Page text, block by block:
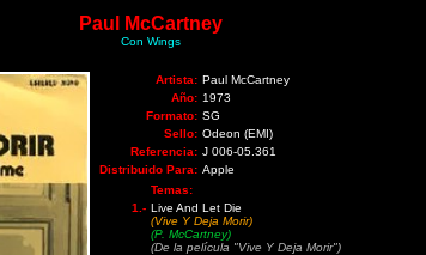
Paul McCartney
Con Wings
Artista: Paul McCartney
Año: 1973
Formato: SG
Sello: Odeon (EMI)
Referencia: J 006-05.361
Distribuido Para: Apple
Temas:
1.- Live And Let Die
(Vive Y Deja Morir)
(P. McCartney)
(De la película "Vive Y Deja Morir")